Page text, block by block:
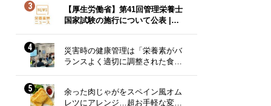
3
【厚生労働省】第41回管理栄養士
国家試験の施行について公表 |…
4
災害時の健康管理は「栄養素がバ
ランスよく適切に調整された食…
5
余った肉じゃがをスペイン風オム
レツにアレンジ…超お手軽な変…